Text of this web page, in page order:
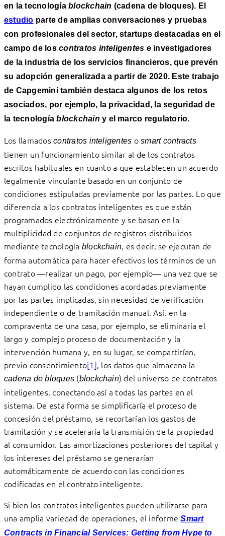
en la tecnologíablockchain (cadena de bloques). El
estudio parte de amplias conversaciones y pruebas
con profesionales del sector, startups destacadas en el
campo de loscontratos inteligentes e investigadores
de la industria de los servicios financieros, que prevén
su adopción generalizada a partir de 2020. Este trabajo
de Capgemini también destaca algunos de los retos
asociados, por ejemplo, la privacidad, la seguridad de
la tecnologíablockchain y el marco regulatorio.
Los llamadoscontratos inteligentes osmart contracts
tienen un funcionamiento similar al de los contratos
escritos habituales en cuanto a que establecen un acuerdo
legalmente vinculante basado en un conjunto de
condiciones estipuladas previamente por las partes. Lo que
diferencia a los contratos inteligentes es que están
programados electrónicamente y se basan en la
multiplicidad de conjuntos de registros distribuidos
mediante tecnología blockchain, es decir, se ejecutan de
forma automática para hacer efectivos los términos de un
contrato —realizar un pago, por ejemplo— una vez que se
hayan cumplido las condiciones acordadas previamente
por las partes implicadas, sin necesidad de verificación
independiente o de tramitación manual. Así, en la
compraventa de una casa, por ejemplo, se eliminaría el
largo y complejo proceso de documentación y la
intervención humana y, en su lugar, se compartirían,
previo consentimiento[1], los datos que almacena la
cadena de bloques (blockchain) del universo de contratos
inteligentes, conectando así a todas las partes en el
sistema. De esta forma se simplificaría el proceso de
concesión del préstamo, se recortarían los gastos de
tramitación y se aceleraría la transmisión de la propiedad
al consumidor. Las amortizaciones posteriores del capital y
los intereses del préstamo se generarían
automáticamente de acuerdo con las condiciones
codificadas en el contrato inteligente.
Si bien los contratos inteligentes pueden utilizarse para
una amplia variedad de operaciones, el informeSmart
Contracts in Financial Services: Getting from Hype to